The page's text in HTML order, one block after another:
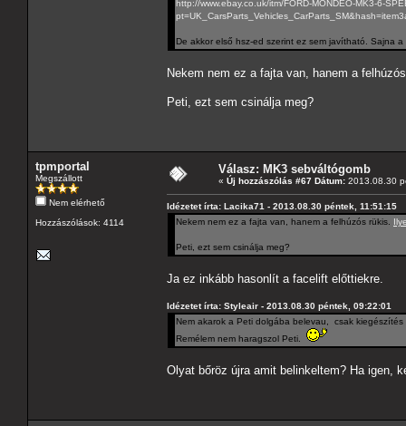
http://www.ebay.co.uk/itm/FORD-MONDEO-MK3-6-
De akkor első hsz-ed szerint ez sem javítható. Sajna
Nekem nem ez a fajta van, hanem a
Peti, ezt sem csinálja meg?
tpmportal
Megszállott
Nem elérhető
Hozzászólások: 4114
Válasz: MK3 sebváltógomb
« Új hozzászólás #67 Dátum: 2013.08.30
Idézetet írta: Lacika71 - 2013.08.30 péntek, 11:51:15
Nekem nem ez a fajta van, hanem a felhúzós rükis.
Peti, ezt sem csinálja meg?
Ja ez inkább hasonlít a facelift előttiekre.
Idézetet írta: Styleair - 2013.08.30 péntek, 09:22:01
Nem akarok a Peti dolgába belevau, csak
Remélem nem haragszol Peti.
Olyat bőröz újra amit belinkeltem? Ha igen,